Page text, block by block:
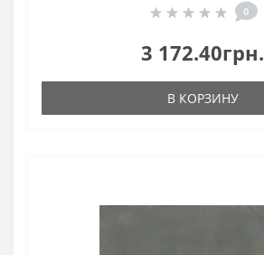
0
3 172.40грн.
В КОРЗИНУ